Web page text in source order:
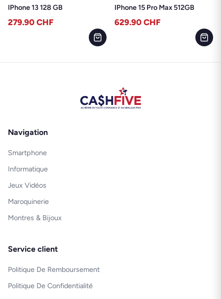
IPhone 13 128 GB
279.90 CHF
IPhone 15 Pro Max 512GB
629.90 CHF
Navigation
Smartphone
Informatique
Jeux Vidéos
Maroquinerie
Montres & Bijoux
Service client
Politique De Remboursement
Politique De Confidentialité